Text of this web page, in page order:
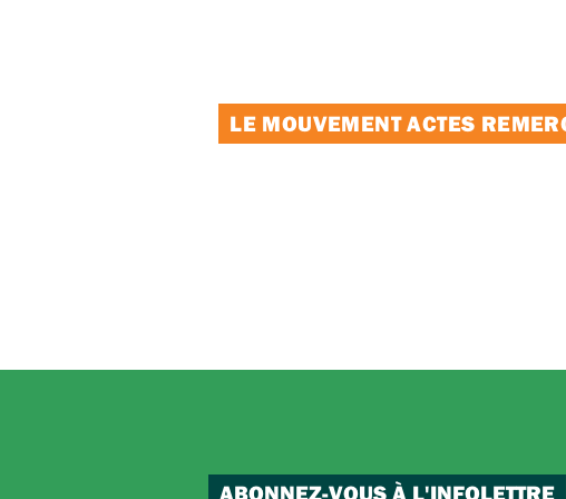
LE MOUVEMENT ACTES
ABONNEZ-VOUS À L'INFOLETTRE